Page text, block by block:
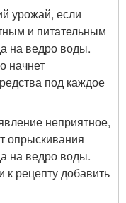
урожай, если
и питательным
на ведро воды.
начнет
под каждое
неприятное,
опрыскивания
на ведро воды.
к рецепту добавить